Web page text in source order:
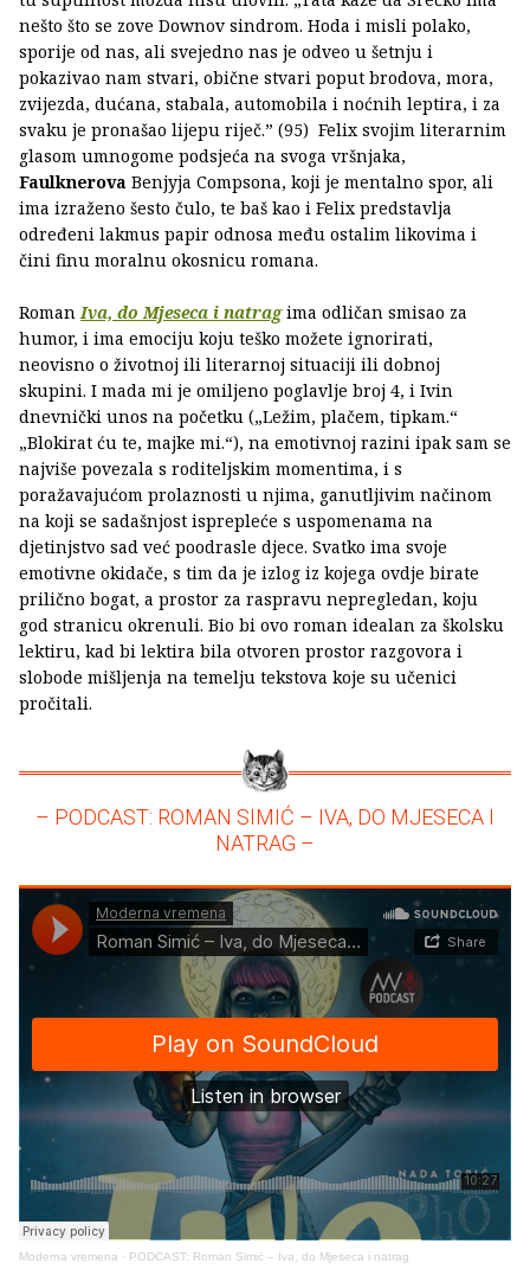
nešto što se zove Downov sindrom. Hoda i misli polako,
sporije od nas, ali svejedno nas je odveo u šetnju i
pokazivao nam stvari, obične stvari poput brodova, mora,
zvijezda, dućana, stabala, automobila i noćnih leptira, i za
svaku je pronašao lijepu riječ.” (95) Felix svojim literarnim
glasom umnogome podsjeća na svoga vršnjaka,
Faulknerova Benjyja Compsona, koji je mentalno spor, ali
ima izraženo šesto čulo, te baš kao i Felix predstavlja
određeni lakmus papir odnosa među ostalim likovima i
čini finu moralnu okosnicu romana.
Roman Iva, do Mjeseca i natragima odličan smisao za
humor, i ima emociju koju teško možete ignorirati,
neovisno o životnoj ili literarnoj situaciji ili dobnoj
skupini. I mada mi je omiljeno poglavlje broj 4, i Ivin
dnevnički unos na početku („Ležim, plačem, tipkam.“
„Blokirat ću te, majke mi.“), na emotivnoj razini ipak sam se
najviše povezala s roditeljskim momentima, i s
poražavajućom prolaznosti u njima, ganutljivim načinom
na koji se sadašnjost isprepleće s uspomenama na
djetinjstvo sad već poodrasle djece. Svatko ima svoje
emotivne okidače, s tim da je izlog iz kojega ovdje birate
prilično bogat, a prostor za raspravu nepregledan, koju
god stranicu okrenuli. Bio bi ovo roman idealan za školsku
lektiru, kad bi lektira bila otvoren prostor razgovora i
slobode mišljenja na temelju tekstova koje su učenici
pročitali.
– PODCAST: ROMAN SIMIĆ – IVA, DO MJESECA I
NATRAG –
Moderna vremena · PODCAST: Roman Simić – Iva, do Mjeseca i natrag